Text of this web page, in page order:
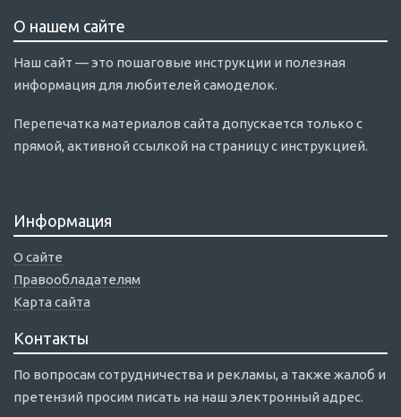
О нашем сайте
Наш сайт — это пошаговые инструкции и полезная
информация для любителей самоделок.
Перепечатка материалов сайта допускается только с
прямой, активной ссылкой на страницу с инструкцией.
Информация
О сайте
Правообладателям
Карта сайта
Контакты
По вопросам сотрудничества и рекламы, а также жалоб и
претензий просим писать на наш электронный адрес.